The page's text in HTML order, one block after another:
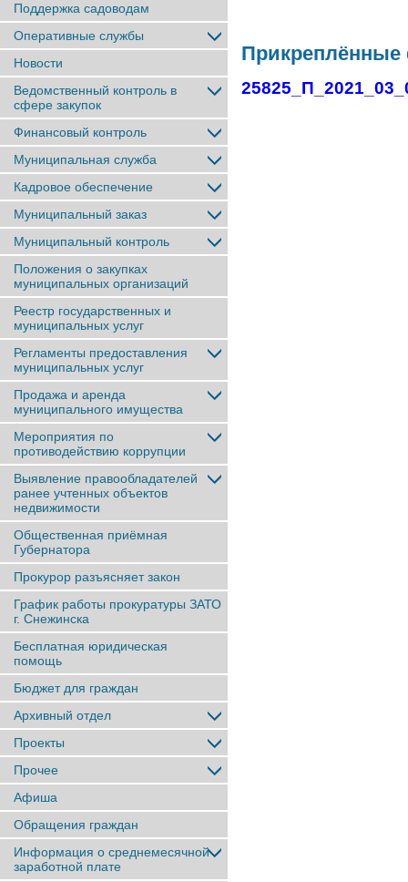
Поддержка садоводам
Оперативные службы
Новости
Ведомственный контроль в
сфере закупок
Финансовый контроль
Муниципальная служба
Кадровое обеспечение
Муниципальный заказ
Муниципальный контроль
Положения о закупках
муниципальных организаций
Реестр государственных и
муниципальных услуг
Регламенты предоставления
муниципальных услуг
Продажа и аренда
муниципального имущества
Мероприятия по
противодействию коррупции
Выявление правообладателей
ранее учтенныx объектов
недвижимости
Общественная приёмная
Губернатора
Прокурор разъясняет закон
График работы прокуратуры ЗАТО
г. Снежинска
Бесплатная юридическая
помощь
Бюджет для граждан
Архивный отдел
Проекты
Прочее
Афиша
Обращения граждан
Информация о среднемесячной
заработной плате